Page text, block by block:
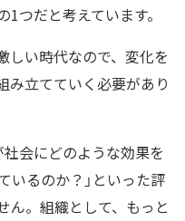
つだと考えています。
しい時代なので、変化を
み立てていく必要があり
社会にどのような効果を
いるのか？」といった評
ん。組織として、もっと